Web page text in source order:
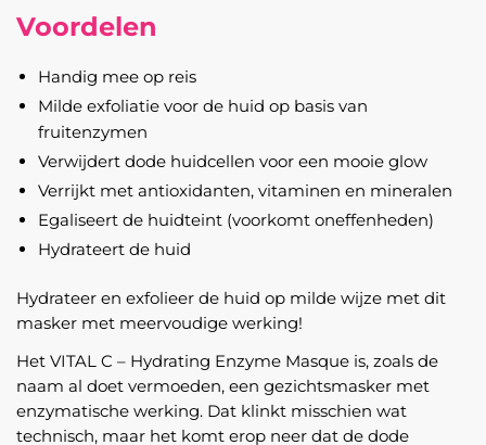
prijs
was:
€ 30,00.€ 22,50.
Voordelen
Handig mee op reis
Milde exfoliatie voor de huid op basis van
fruitenzymen
Verwijdert dode huidcellen voor een mooie glow
Verrijkt met antioxidanten, vitaminen en mineralen
Egaliseert de huidteint (voorkomt oneffenheden)
Hydrateert de huid
Hydrateer en exfolieer de huid op milde wijze met dit
masker met meervoudige werking!
Het VITAL C – Hydrating Enzyme Masque is, zoals de
naam al doet vermoeden, een gezichtsmasker met
enzymatische werking. Dat klinkt misschien wat
technisch, maar het komt erop neer dat de dode